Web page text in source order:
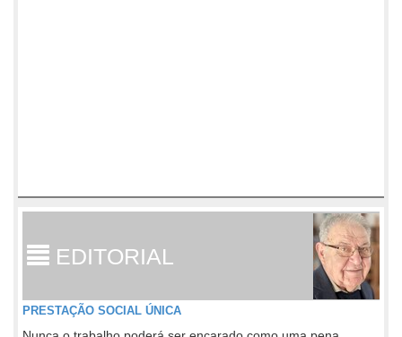
EDITORIAL
PRESTAÇÃO SOCIAL ÚNICA